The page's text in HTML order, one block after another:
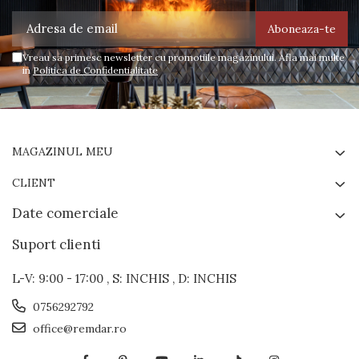
Vreau sa primesc newsletter cu promotiile magazinului. Afla mai multe
inPolitica de Confidentialitate
MAGAZINUL MEU
CLIENT
Date comerciale
Suport clienti
L-V: 9:00 - 17:00 , S: INCHIS , D: INCHIS
0756292792
office@remdar.ro